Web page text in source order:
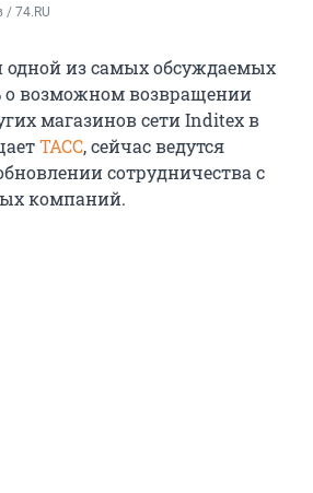
/ 74.RU
одной из самых обсуждаемых
о возможном возвращении
магазинов сети Inditex в
ТАСС, сейчас ведутся
сотрудничества с
компаний.